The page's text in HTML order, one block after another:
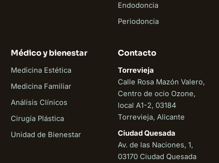
Endodoncia
Periodoncia
Médico y bienestar
Medicina Estética
Medicina Familiar
Análisis Clínicos
Cirugía Plástica
Unidad de Bienestar
Contacto
Torrevieja
Calle Rosa Mazón Valero,
Centro de ocio Ozone,
local A1-2, 03184
Torrevieja, Alicante
Ciudad Quesada
Av. de las Naciones, 1,
03170 Ciudad Quesada